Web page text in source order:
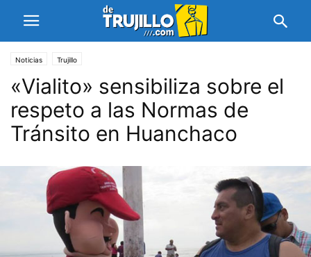
Noticias Trujillo
«Vialito» sensibiliza sobre el
respeto a las Normas de
Tránsito en Huanchaco